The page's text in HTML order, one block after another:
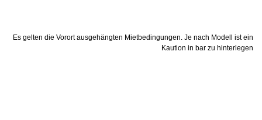
Es gelten die Vorort ausgehängten Mietbedingungen. Je nach Modell ist ein
Kaution in bar zu hinterlegen